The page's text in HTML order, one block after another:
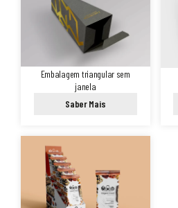
Embalagem triangular sem
janela
Saber Mais